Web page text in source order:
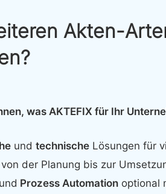
Akten-
was AKTEFIX für Ihr
und technischeLösungen für
der Planung bis zur
und Prozess Automationoptional